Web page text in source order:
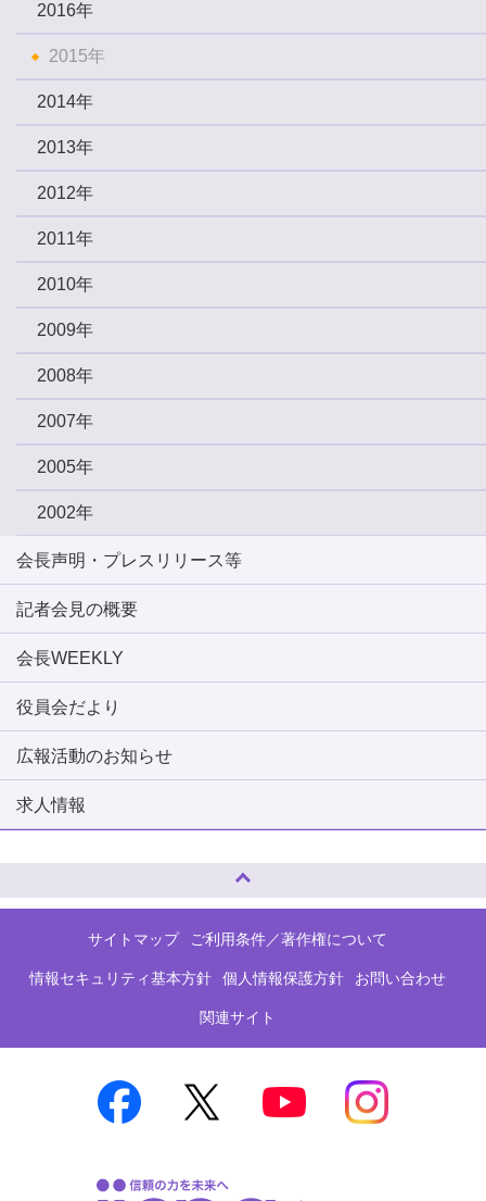
2016年
2015年
2014年
2013年
2012年
2011年
2010年
2009年
2008年
2007年
2005年
2002年
会長声明・プレスリリース等
記者会見の概要
会長WEEKLY
役員会だより
広報活動のお知らせ
求人情報
サイトマップ ご利用条件／著作権について
情報セキュリティ基本方針 個人情報保護方針 お問い合わせ
関連サイト